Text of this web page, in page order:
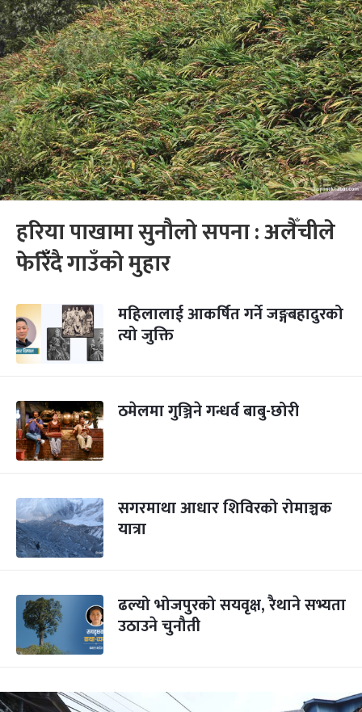
हरिया पाखामा सुनौलो सपना : अलैँचीले
फेरिंँदै गाउँको मुहार
महिलालाई आकर्षित गर्ने जङ्गबहादुरको
त्यो जुक्ति
ठमेलमा गुञ्जिने गन्धर्व बाबु-छोरी
सगरमाथा आधार शिविरको रोमाञ्चक
यात्रा
ढल्यो भोजपुरको सयवृक्ष, रैथाने सभ्यता
उठाउने चुनौती